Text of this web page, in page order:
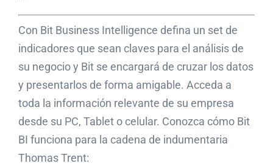
Con Bit Business Intelligence defina un set de
indicadores que sean claves para el análisis de
su negocio y Bit se encargará de cruzar los datos
y presentarlos de forma amigable. Acceda a
toda la información relevante de su empresa
desde su PC, Tablet o celular. Conozca cómo Bit
BI funciona para la cadena de indumentaria
Thomas Trent: